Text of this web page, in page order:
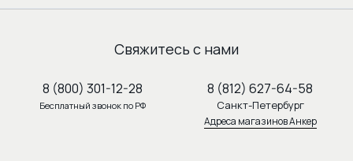
Свяжитесь с нами
8 (800) 301-12-28
Бесплатный звонок по РФ
8 (812) 627-64-58
Санкт-Петербург
Адреса магазинов Анкер